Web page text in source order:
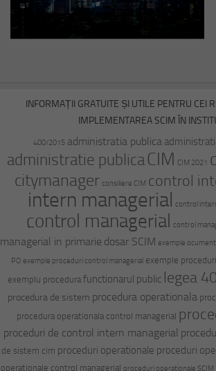
INFORMAȚII GRATUITE ȘI UTILE PENTRU CEI
IMPLEMENTAREA SCIM ÎN
400/2015 administratia publica
administratie publicaCIM CIM 2021
citymanager consiliere CIM control
intern managerial control
control managerial control
managerial in primarie dosar SCIM exemple
PO exemple proceduri control managerial exemple
exemplu procedura functionarul public legea
procedura de sistem procedura operationala
procedura operationala control managerial
proceduri de control intern managerial
de sistem cim proceduri operationale proceduri
operationale control managerial proceduri operationale SCIM